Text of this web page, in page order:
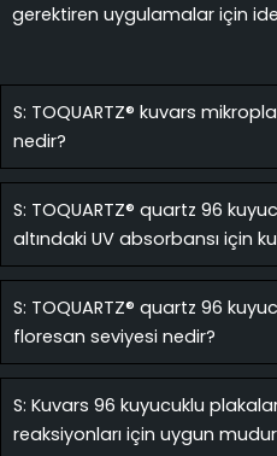
gerektiren uygulamalar için
S: TOQUARTZ® kuvars
nedir?
S: TOQUARTZ® quartz 96
altındaki UV absorbansı için
S: TOQUARTZ® quartz 96
floresan seviyesi nedir?
S: Kuvars 96 kuyucuklu
reaksiyonları için uygun